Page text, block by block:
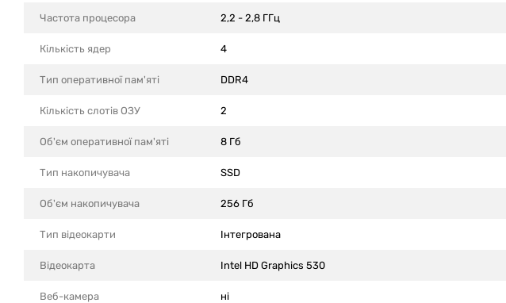
Частота процесора 2,2 - 2,8 ГГц
Кількість ядер 4
Тип оперативної пам'яті DDR4
Кількість слотів ОЗУ 2
Об'єм оперативної пам'яті 8 Гб
Тип накопичувача SSD
Об'єм накопичувача 256 Гб
Тип відеокарти Інтегрована
Відеокарта Intel HD Graphics 530
Веб-камера ні